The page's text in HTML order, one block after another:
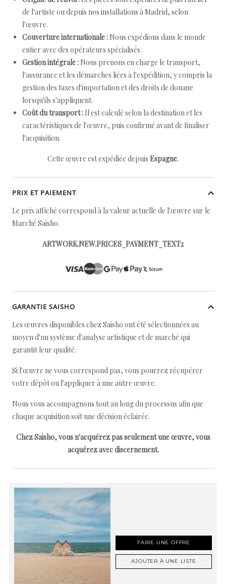
de l'artiste ou depuis nos installations à Madrid, selon
l'œuvre.
Couverture internationale : Nous expédions dans le monde
entier avec des opérateurs spécialisés.
Gestion intégrale : Nous prenons en charge le transport,
l'assurance et les démarches liées à l'expédition, y compris la
gestion des taxes d'importation et des droits de douane
lorsqu'ils s'appliquent.
Coût du transport : Il est calculé selon la destination et les
caractéristiques de l'œuvre, puis confirmé avant de finaliser
l'acquisition.
Cette œuvre est expédiée depuis Espagne.
PRIX ET PAIEMENT
Le prix affiché correspond à la valeur actuelle de l'œuvre sur le
Marché Saisho.
ARTWORK.NEW.PRICES_PAYMENT_TEXT2
GARANTIE SAISHO
Les œuvres disponibles chez Saisho ont été sélectionnées au
moyen d'un système d'analyse artistique et de marché qui
garantit leur qualité.
Si l'œuvre ne vous correspond pas, vous pourrez récupérer
votre dépôt ou l'appliquer à une autre œuvre.
Nous vous accompagnons tout au long du processus afin que
chaque acquisition soit une décision éclairée.
Chez Saisho, vous n'acquérez pas seulement une œuvre, vous
acquérez avec discernement.
FAIRE UNE OFFRE
AJOUTER À UNE LISTE